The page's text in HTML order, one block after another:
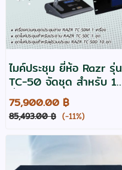
ไมค์ประชุม ยี่ห้อ Razr รุ่น
TC-50 จัดชุด สำหรับ 11
ที่นั่ง
75,900.00 ฿
85,493.00 ฿ (-11%)